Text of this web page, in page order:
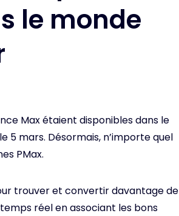
le monde
Max étaient disponibles dans le
5 mars. Désormais, n’importe quel
PMax.
trouver et convertir davantage de
réel en associant les bons